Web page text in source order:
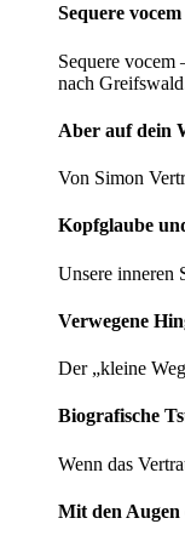
Sequere
Sequere vocem
nach
Aber auf dein
Von Simon
Kopfglaube
Unsere inneren
Verwegene
Der „kleine
Biografische
Wenn das
Mit den